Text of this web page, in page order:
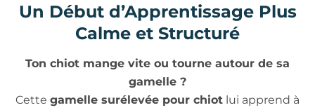
Un Début d’Apprentissage Plus
Calme et Structuré
Ton chiot mange vite ou tourne autour de sa
gamelle ?
Cette gamelle surélevée pour chiot lui apprend à